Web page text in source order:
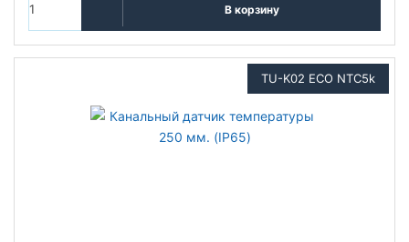
В корзину
TU-K02 ECO NTC5k